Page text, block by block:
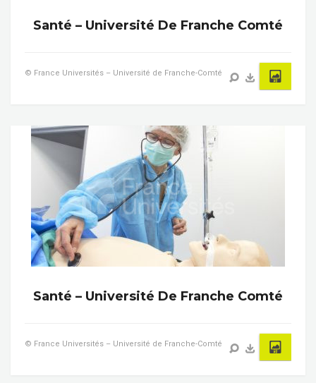
Santé – Université De Franche Comté
© France Universités – Université de Franche-Comté
Santé – Université De Franche Comté
© France Universités – Université de Franche-Comté